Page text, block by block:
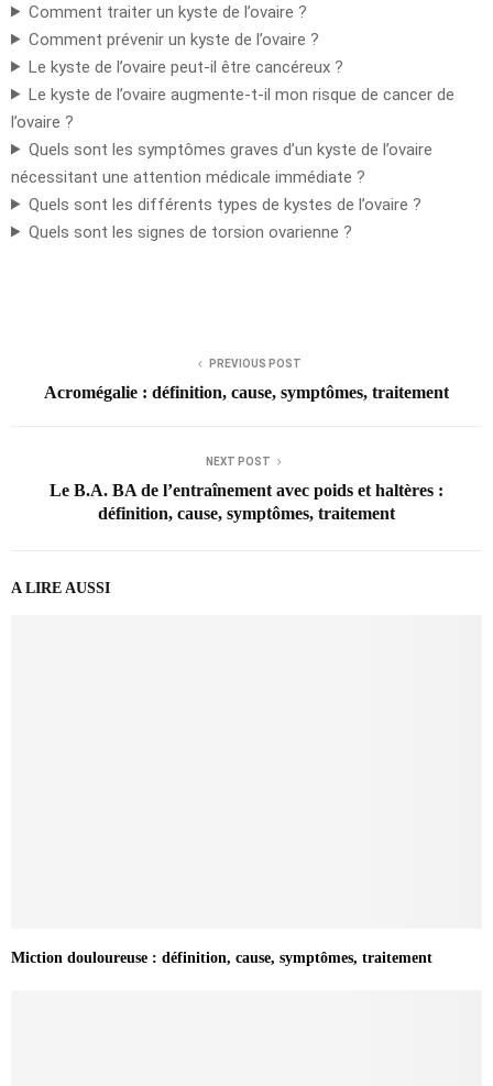
Comment traiter un kyste de l’ovaire ?
Comment prévenir un kyste de l’ovaire ?
Le kyste de l’ovaire peut-il être cancéreux ?
Le kyste de l’ovaire augmente-t-il mon risque de cancer de
l’ovaire ?
Quels sont les symptômes graves d’un kyste de l’ovaire
nécessitant une attention médicale immédiate ?
Quels sont les différents types de kystes de l’ovaire ?
Quels sont les signes de torsion ovarienne ?
PREVIOUS POST
Acromégalie : définition, cause, symptômes, traitement
NEXT POST
Le B.A. BA de l’entraînement avec poids et haltères :
définition, cause, symptômes, traitement
A LIRE AUSSI
Miction douloureuse : définition, cause, symptômes, traitement